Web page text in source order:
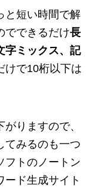
と短い時間で解
でできるだけ長
字ミックス、記
けで10桁以下は
りますので、
てみるのも一つ
フトのノートン
ード生成サイト